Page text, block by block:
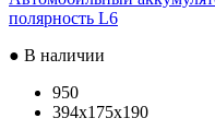
полярность L6
● В наличии
950
394x175x190